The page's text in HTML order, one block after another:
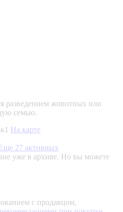
разведением животных или
семью.
На карте
27 активных
уже в архиве. Но вы можете
с продавцом,